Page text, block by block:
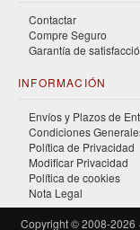
Contactar
Compre Seguro
Garantía de
INFORMACIÓN
Envíos y Plazos de
Condiciones
Política de Privacidad
Modificar Privacidad
Política de cookies
Nota Legal
Copyright © 2008-2026